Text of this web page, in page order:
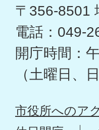
〒356-8501
電話：049-
開庁時間：
（土曜日、
市役所へのア